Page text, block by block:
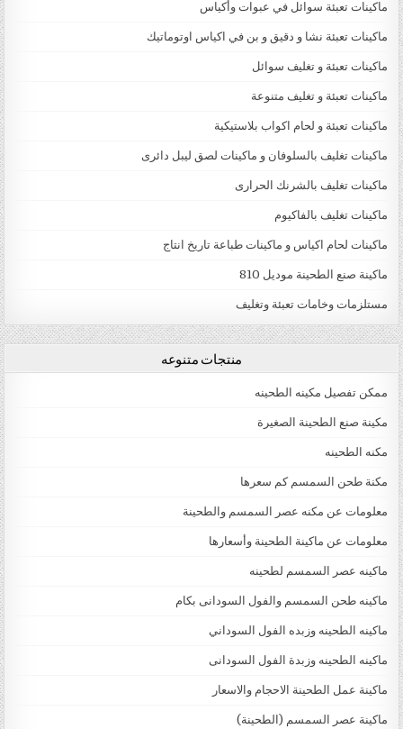
ماكينات تعبئة سوائل في عبوات وأكياس
ماكينات تعبئة نشا و دقيق و بن في اكياس اوتوماتيك
ماكينات تعبئة و تغليف سوائل
ماكينات تعبئة و تغليف متنوعة
ماكينات تعبئة و لحام اكواب بلاستيكية
ماكينات تغليف بالسلوفان و ماكينات لصق ليبل دائرى
ماكينات تغليف بالشرنك الحرارى
ماكينات تغليف بالفاكيوم
ماكينات لحام اكياس و ماكينات طباعة تاريخ انتاج
ماكينة صنع الطحينة موديل 810
مستلزمات وخامات تعبئة وتغليف
منتجات متنوعه
ممكن تفصيل مكينه الطحينه
مكينة صنع الطحينة الصغيرة
مكنه الطحينه
مكنة طحن السمسم كم سعرها
معلومات عن مكنه عصر السمسم والطحينة
معلومات عن ماكينة الطحينة وأسعارها
ماكينه عصر السمسم لطحينه
ماكينه طحن السمسم والفول السودانى بكام
ماكينه الطحينه وزبده الفول السوداني
ماكينه الطحينه وزبدة الفول السودانى
ماكينة عمل الطحينة الاحجام والاسعار
ماكينة عصر السمسم (الطحينة)